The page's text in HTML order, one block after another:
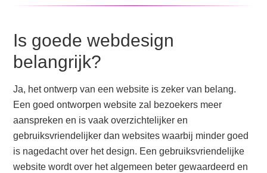
Is goede webdesign
belangrijk?
Ja, het ontwerp van een website is zeker van belang.
Een goed ontworpen website zal bezoekers meer
aanspreken en is vaak overzichtelijker en
gebruiksvriendelijker dan websites waarbij minder goed
is nagedacht over het design. Een gebruiksvriendelijke
website wordt over het algemeen beter gewaardeerd en